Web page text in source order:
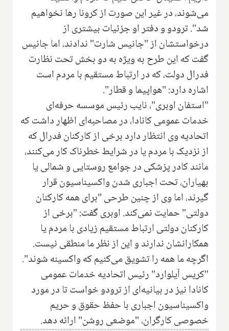
می‌شوند، در غیر این صورت از کرونا رها نخواهیم
شد". ترودو و دفتر او جزئیات بیشتری از
درخواستشان از "جانیس شارت" ندادند، اما جانیس
گفت که این طرح به ویژه به دو بخش تحت نظارت
فدرال دولت، که در ارتباط مستقیم با مردم است
اشاره دارد: "هواپیما و قطار".
"استفان اوبری"، نایب رئیس موسسه حرفه‌ای
خدمات عمومی کانادا، در مصاحبه‌ای اظهار داشت که
اتحادیه وی انتظار دارد برخی از کارکنان فدرال که
از نزدیک با مردم یا در شرایط خطرناک کار می‌کنند،
مانند کادر پزشکی در جوامع روستایی و شمالی یا
بهیاران، تحت اجباری شدن واکسیناسیون قرار
گیرند، اما وی از چنین طرحی "برای همه کارکنان
دولتی" حمایت نمی‌کند. اوبری گفت: "برخی از
کارکنان دولتی ارتباط مستقیم زیادی با مردم یا
همکارانشان ندارند و این از نظر ما منطقی نیست.
اگرچه ما همه را تشویق می‌کنیم که واکسینه شوند".
"کریس آیلوارد" رئیس اتحادیه خدمات عمومی
کانادا نیز در بیانیه‌ای از ترودو خواست تا در مورد
واکسیناسیون اجباری با حفظ حقوق و حریم
خصوصی کارگران، "موضعی روشن" ارائه دهد.